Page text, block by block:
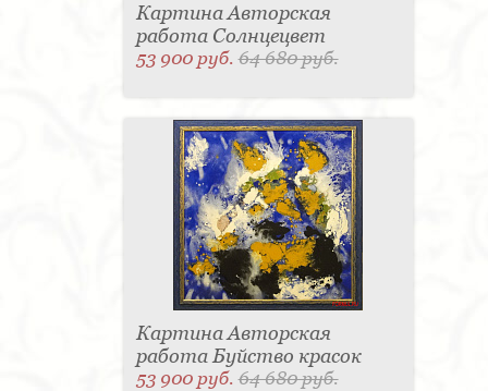
Картина Авторская
работа Солнцецвет
53 900 руб.64 680 руб.
Картина Авторская
работа Буйство красок
53 900 руб.64 680 руб.